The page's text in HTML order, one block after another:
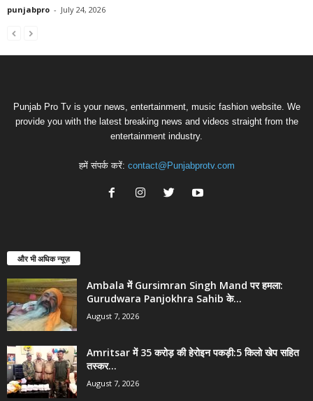
punjabpro - July 24, 2026
Punjab Pro Tv is your news, entertainment, music fashion website. We
provide you with the latest breaking news and videos straight from the
entertainment industry.
हमें संपर्क करें: contact@Punjabprotv.com
और भी अधिक न्यूज़
Ambala में Gursimran Singh Mand पर हमला:
Gurudwara Panjokhra Sahib के...
August 7, 2026
Amritsar में 35 करोड़ की हेरोइन पकड़ी:5 किलो खेप सहित
तस्कर...
August 7, 2026